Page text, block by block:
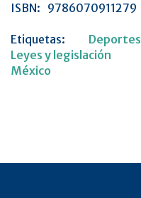
ISBN: 9786070911279
Etiquetas:
Deportes
Leyes y legislación
México